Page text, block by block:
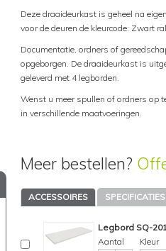
Deze draaideurkast is geheel na
voor de deuren de kleurcode: Zwart
Documentatie, ordners of
opgeborgen. De draaideurkast is
geleverd met 4 legborden.
Wenst u meer spullen of ordners op
in verschillende maatvoeringen.
Meer bestellen?
ACCESSOIRES SPECIFICATIES
Legbord SQ-
Aantal
Kleur